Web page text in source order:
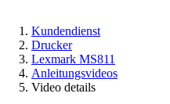
Kundendienst
Drucker
Lexmark MS811
Anleitungsvideos
Video details